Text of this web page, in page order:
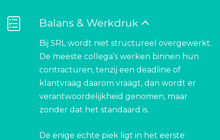
Balans & Werkdruk
Bij SRL wordt niet structureel overgewerkt.
De meeste collega’s werken binnen hun
contracturen, tenzij een deadline of
klantvraag daarom vraagt, dan wordt er
verantwoordelijkheid genomen, maar
zonder dat het standaard is.
De enige echte piek ligt in het eerste